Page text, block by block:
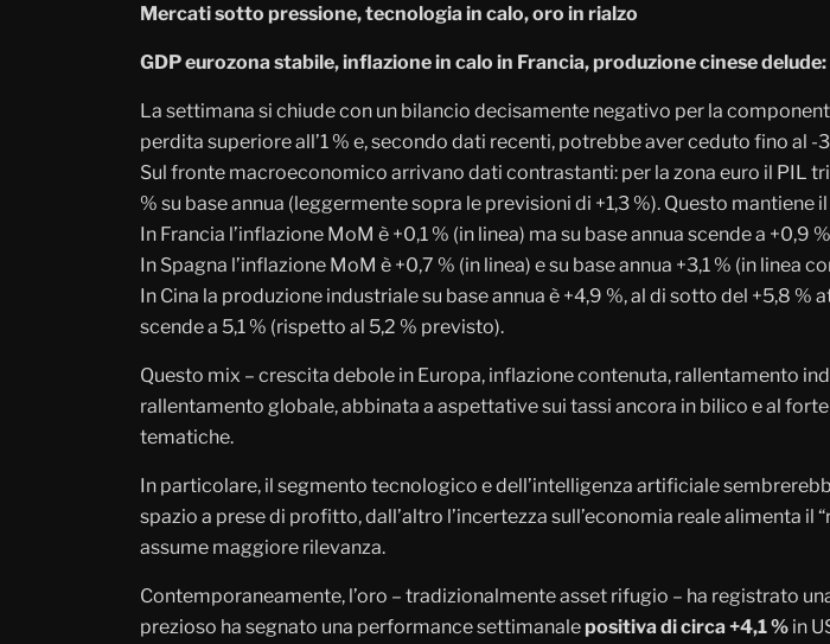
Mercati sotto pressione, tecnologia in calo, oro in rialzo
GDP eurozona stabile, inflazione in calo in Francia, produzione cinese
La settimana si chiude con un bilancio decisamente negativo per la
perdita superiore all’1 % e, secondo dati recenti, potrebbe aver ceduto fino al -
Sul fronte macroeconomico arrivano dati contrastanti: per la zona euro il PIL
% su base annua (leggermente sopra le previsioni di +1,3 %). Questo
In Francia l’inflazione MoM è +0,1 % (in linea) ma su base annua scende a
In Spagna l’inflazione MoM è +0,7 % (in linea) e su base annua +3,1 % (in linea
In Cina la produzione industriale su base annua è +4,9 %, al di sotto del +5,8
scende a 5,1 % (rispetto al 5,2 % previsto).
Questo mix – crescita debole in Europa, inflazione contenuta, rallentamento
rallentamento globale, abbinata a aspettative sui tassi ancora in bilico e al
tematiche.
In particolare, il segmento tecnologico e dell’intelligenza artificiale
spazio a prese di profitto, dall’altro l’incertezza sull’economia reale alimenta
assume maggiore rilevanza.
Contemporaneamente, l’oro – tradizionalmente asset rifugio – ha registrato
prezioso ha segnato una performance settimanalepositiva di circa +4,1 % in